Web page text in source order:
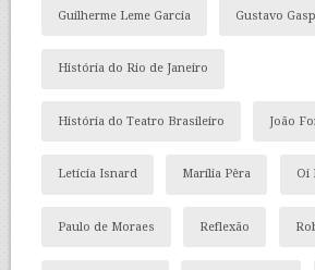
Guilherme Leme Garcia Gustavo
História do Rio de Janeiro
História do Teatro Brasileiro João
Letícia Isnard Marília Pêra Oi
Paulo de Moraes Reflexão